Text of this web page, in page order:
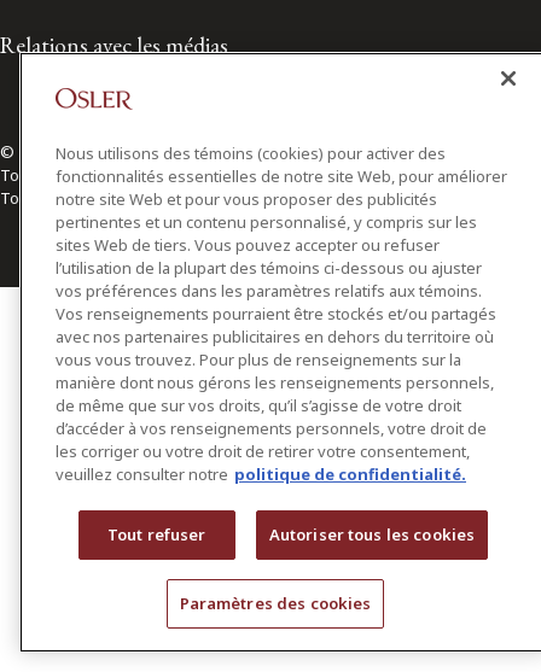
Relations avec les médias
© 2026 Osler, Hoskin & Harcourt S.E.N.C.R.L./s.r.l.
Tous droits réservés
Toronto | Montréal | Calgary | Vancouver | Ottawa | New York
Nous utilisons des témoins (cookies) pour activer des
fonctionnalités essentielles de notre site Web, pour améliorer
notre site Web et pour vous proposer des publicités
pertinentes et un contenu personnalisé, y compris sur les
sites Web de tiers. Vous pouvez accepter ou refuser
l’utilisation de la plupart des témoins ci-dessous ou ajuster
vos préférences dans les paramètres relatifs aux témoins.
Vos renseignements pourraient être stockés et/ou partagés
avec nos partenaires publicitaires en dehors du territoire où
vous vous trouvez. Pour plus de renseignements sur la
manière dont nous gérons les renseignements personnels,
de même que sur vos droits, qu’il s’agisse de votre droit
d’accéder à vos renseignements personnels, votre droit de
les corriger ou votre droit de retirer votre consentement,
veuillez consulter notre politique de confidentialité.
Tout refuser Autoriser tous les cookies
Paramètres des cookies